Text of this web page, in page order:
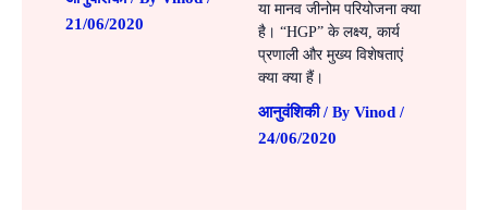
21/06/2020
या मानव जीनोम परियोजना क्या
है। “HGP” के लक्ष्य, कार्य
प्रणाली और मुख्य विशेषताएं
क्या क्या हैं।
आनुवंशिकी/ By Vinod /
24/06/2020